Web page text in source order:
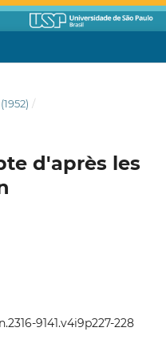
/
d'après les
9141.v4i9p227-228